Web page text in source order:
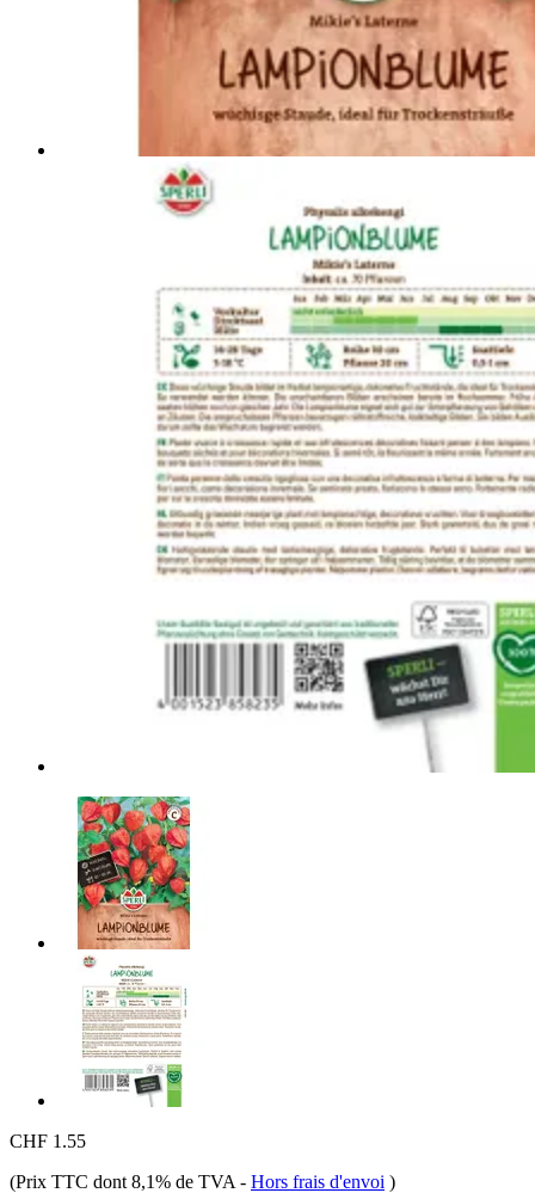
CHF 1.55
(Prix TTC dont 8,1% de TVA - Hors frais d'envoi )